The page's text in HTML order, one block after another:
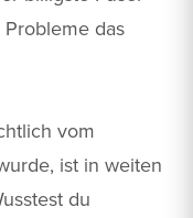
das
vom
ist in weiten
du